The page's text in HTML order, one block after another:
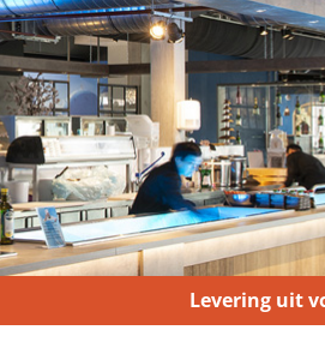
Levering uit